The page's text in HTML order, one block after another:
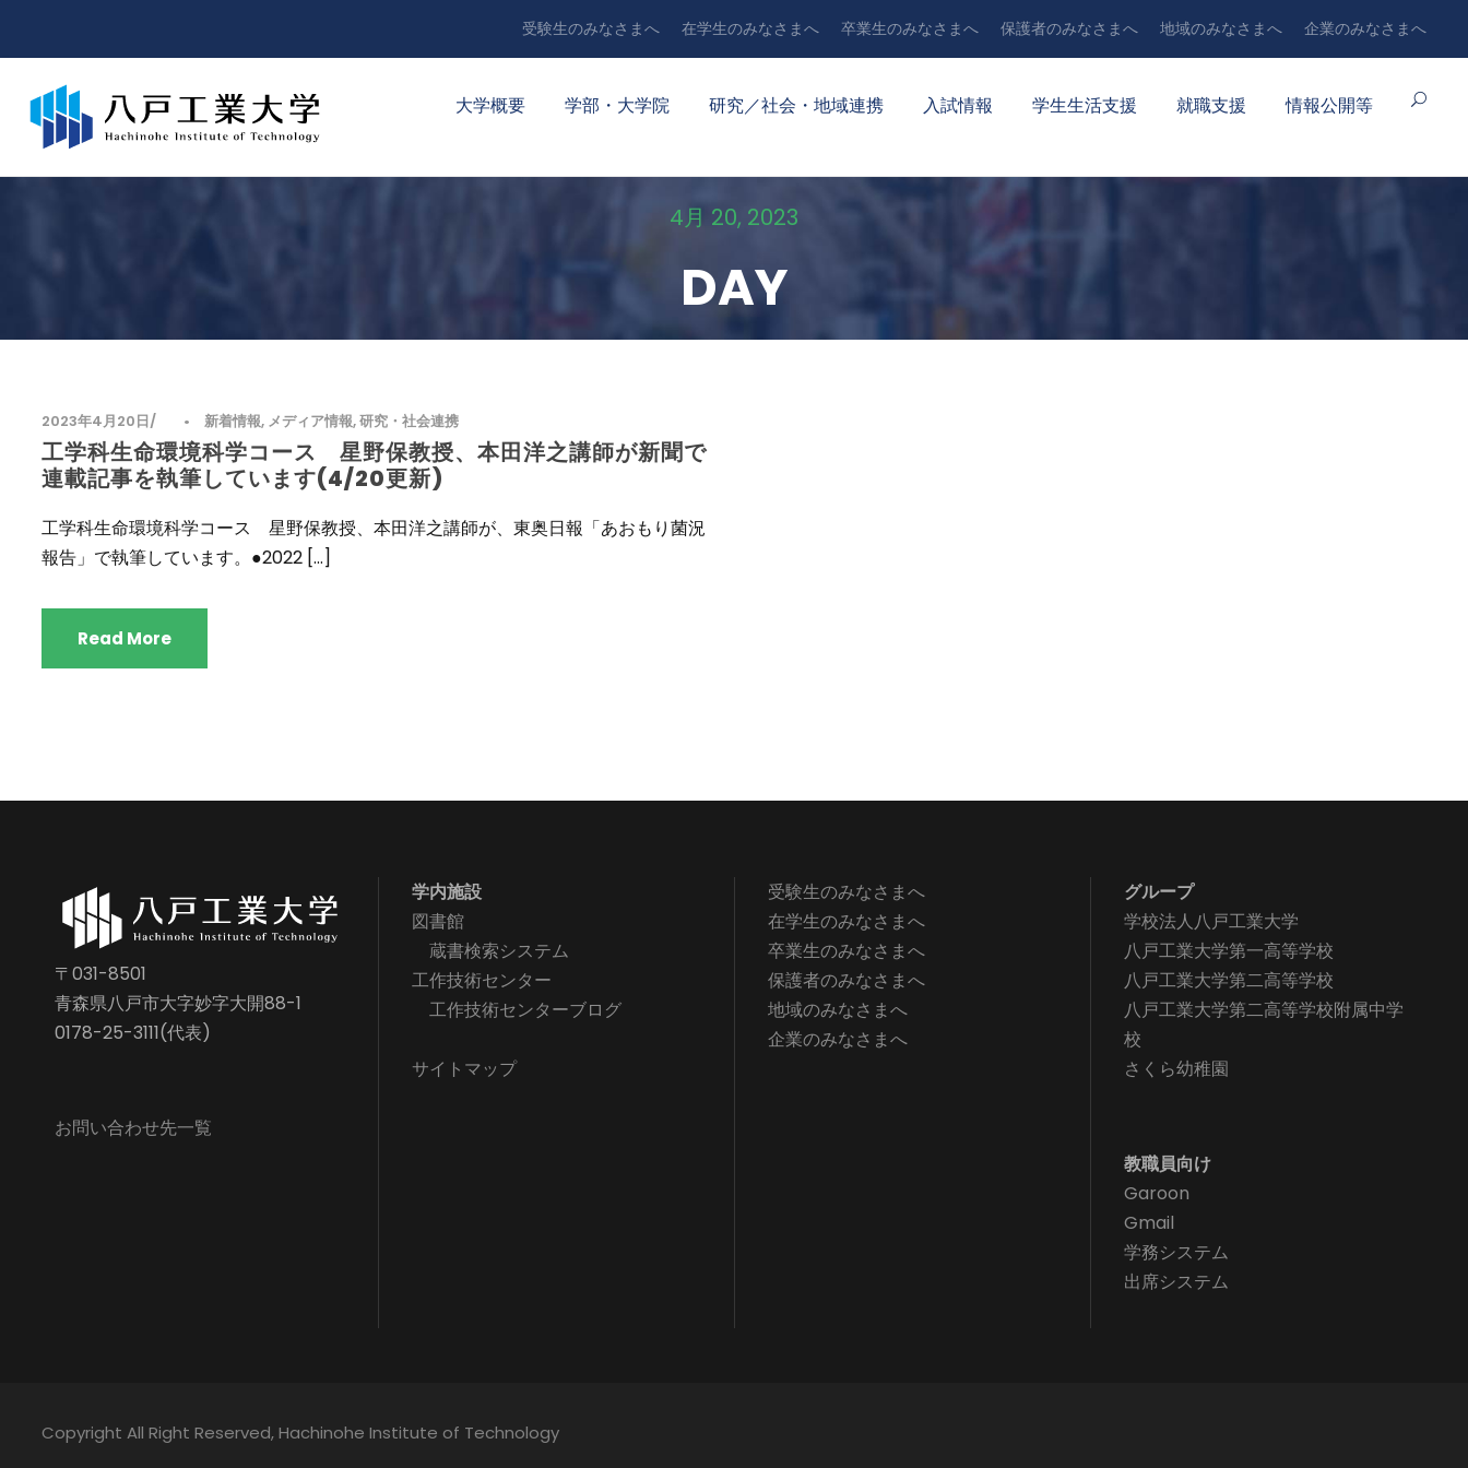
受験生のみなさまへ 在学生のみなさまへ 卒業生のみなさまへ 保護者のみなさまへ 地域のみなさまへ 企業のみなさまへ
大学概要 学部・大学院 研究／社会・地域連携 入試情報 学生生活支援 就職支援 情報公開等
4月 20, 2023
DAY
2023年4月20日 • 新着情報, メディア情報,研究・社会連携
工学科生命環境科学コース 星野保教授、本田洋之講師が新聞で
連載記事を執筆しています(4/20更新)
工学科生命環境科学コース 星野保教授、本田洋之講師が、東奥日報「あおもり菌況
報告」で執筆しています。●2022 […]
Read More
〒031-8501
青森県八戸市大字妙字大開88-1
0178-25-3111(代表)
お問い合わせ先一覧
学内施設
図書館
蔵書検索システム
工作技術センター
工作技術センターブログ
サイトマップ
受験生のみなさまへ
在学生のみなさまへ
卒業生のみなさまへ
保護者のみなさまへ
地域のみなさまへ
企業のみなさまへ
グループ
学校法人八戸工業大学
八戸工業大学第一高等学校
八戸工業大学第二高等学校
八戸工業大学第二高等学校附属中学
校
さくら幼稚園
教職員向け
Garoon
Gmail
学務システム
出席システム
Copyright All Right Reserved, Hachinohe Institute of Technology